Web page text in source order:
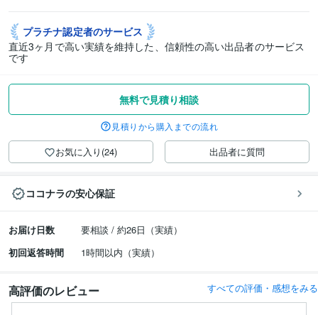
プラチナ認定者のサービス
直近3ヶ月で高い実績を維持した、信頼性の高い出品者のサービス
です
無料で見積り相談
見積りから購入までの流れ
お気に入り(24) 出品者に質問
ココナラの安心保証
お届け日数
要相談 / 約26日（実績）
初回返答時間
1時間以内（実績）
高評価のレビュー すべての評価・感想をみる